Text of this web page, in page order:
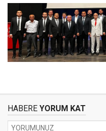
HABERE YORUM KAT